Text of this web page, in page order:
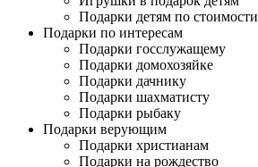
Подарки детям по стоимости
Подарки по интересам
Подарки госслужащему
Подарки домохозяйке
Подарки дачнику
Подарки шахматисту
Подарки рыбаку
Подарки верующим
Подарки христианам
Подарки на рождество